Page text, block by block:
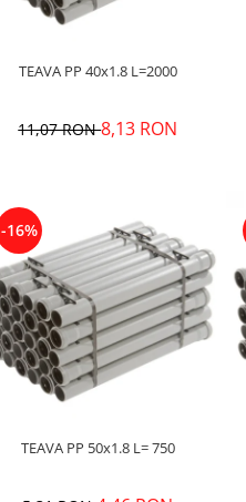
TEAVA PP 40x1.8 L=2000
11,07 RON8,13 RON
-16%
TEAVA PP 50x1.8 L= 750